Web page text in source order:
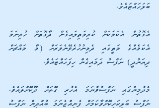
ބަލަހައްޓައެވެ.
އެކަމެއްގެ މަތީގައި ދެމިނުހުރެވޭނެވަރަށް (މާ މައްޗަށް
ދިޔަނުދީ) ނަފްސު ދަމައިގެން ހިފަހައްޓައެވެ.